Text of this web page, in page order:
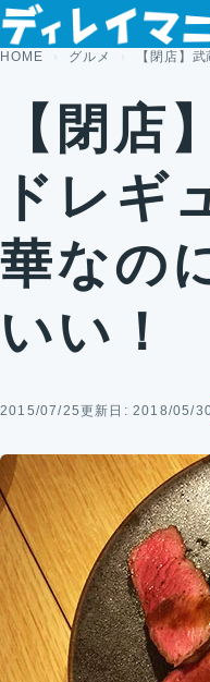
コンテンツへスキップ
HOME グルメ 【閉店】
【閉店
ドレギ
華なの
いい！
2015/07/25更新日: 2018/05/